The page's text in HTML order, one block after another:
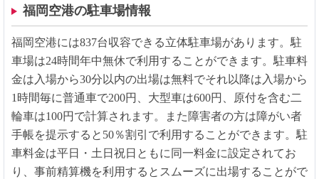
福岡空港の駐車場情報
福岡空港には837台収容できる立体駐車場があります。駐
車場は24時間年中無休で利用することができます。駐車料
金は入場から30分以内の出場は無料でそれ以降は入場から
1時間毎に普通車で200円、大型車は600円、原付を含む二
輪車は100円で計算されます。また障害者の方は障がい者
手帳を提示すると50％割引で利用することができます。駐
車料金は平日・土日祝日ともに同一料金に設定されてお
り、事前精算機を利用するとスムーズに出場することがで